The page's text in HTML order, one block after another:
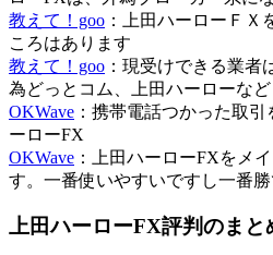
教えて！goo ：上田ハーローＦＸ
ころはあります
教えて！goo ：現受けできる業者
為どっとコム、上田ハーローなど
OKWave ：携帯電話つかった取
ーローFX
OKWave ： 上田ハーローFXをメ
す。一番使いやすいですし一番
上田ハーローFX評判のまと